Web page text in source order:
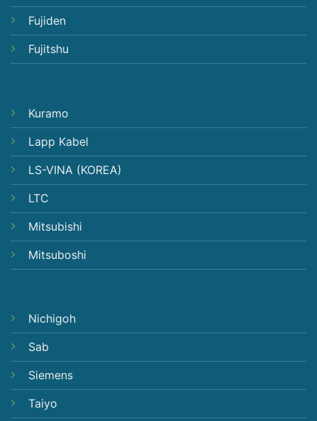
Fujiden
Fujitshu
Kuramo
Lapp Kabel
LS-VINA (KOREA)
LTC
Mitsubishi
Mitsuboshi
Nichigoh
Sab
Siemens
Taiyo